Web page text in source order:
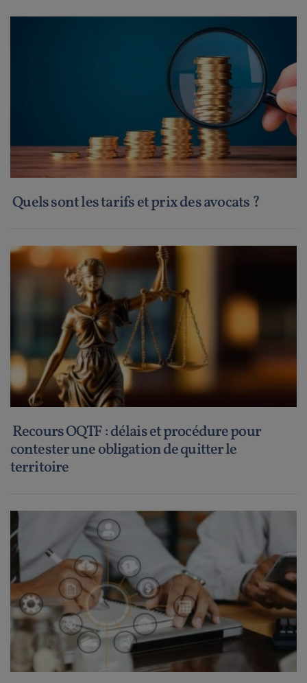
Quels sont les tarifs et prix des avocats ?
Recours OQTF : délais et procédure pour
contester une obligation de quitter le
territoire